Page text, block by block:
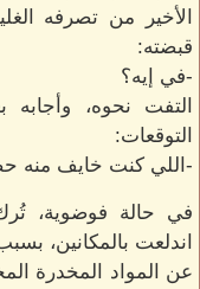
الأخير من تصرفه
قبضته:
-في إيه؟
التفت نحوه،
التوقعات:
-اللي كنت خايف منه
في حالة فوضوية، تُرك
اندلعت بالمكانين،
عن المواد المخدرة